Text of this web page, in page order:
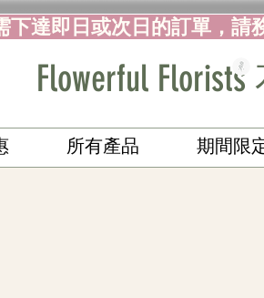
下達即日或次日的訂單，請
Flowerful
所有產品 期間限